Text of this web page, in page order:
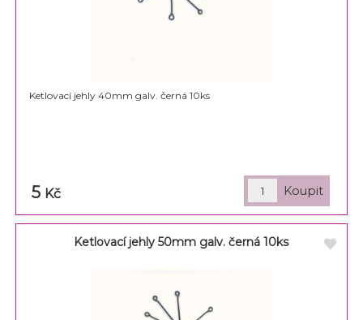
Ketlovací jehly 40mm galv. černá 10ks
5 Kč
Ketlovací jehly 50mm galv. černá 10ks